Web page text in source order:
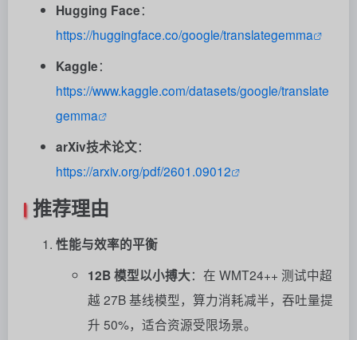
Hugging Face：
https://huggingface.co/google/translategemma
Kaggle：
https://www.kaggle.com/datasets/google/translate
gemma
arXiv技术论文：
https://arxiv.org/pdf/2601.09012
推荐理由
性能与效率的平衡
12B 模型以小搏大：在 WMT24++ 测试中超
越 27B 基线模型，算力消耗减半，吞吐量提
升 50%，适合资源受限场景。